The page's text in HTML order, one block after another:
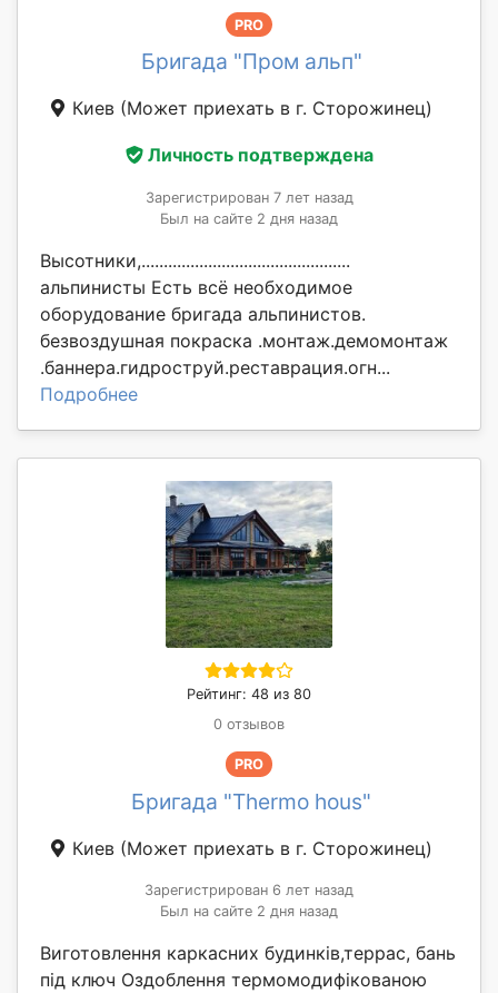
PRO
Бригада "Пром альп"
Киев (Может приехать в г. Сторожинец)
Личность подтверждена
Зарегистрирован 7 лет назад
Был на сайте 2 дня назад
Высотники,...............................................
альпинисты Есть всё необходимое
оборудование бригада альпинистов.
безвоздушная покраска .монтаж.демомонтаж
.баннера.гидроструй.реставрация.огн...
Подробнее
Рейтинг: 48 из 80
0 отзывов
PRO
Бригада "Thermo hous"
Киев (Может приехать в г. Сторожинец)
Зарегистрирован 6 лет назад
Был на сайте 2 дня назад
Виготовлення каркасних будинків,террас, бань
під ключ Оздоблення термомодифікованою